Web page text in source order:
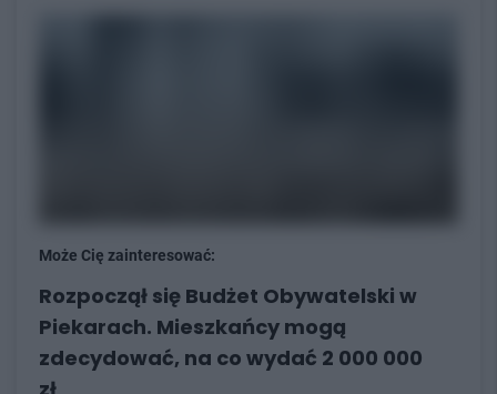
Może Cię zainteresować:
Rozpoczął się Budżet Obywatelski w
Piekarach. Mieszkańcy mogą
zdecydować, na co wydać 2 000 000